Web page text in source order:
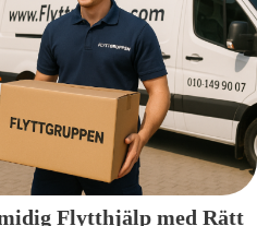
Flytthjälp med Rätt